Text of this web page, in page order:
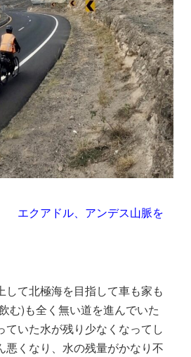
エクアドル、アンデス山脈を
して北極海を目指して車も家も
む)も全く無い道を進んでいた
ていた水が残り少なくなってし
悪くなり、水の残量がかなり不